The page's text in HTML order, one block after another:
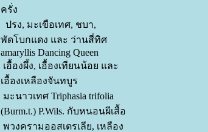
ครั่ง
ปรง, มะเขือเทศ, ชบา,
พัดโบกแดง และ ว่านสี่ทิศ
amaryllis Dancing Queen
เอื้องผึ้ง, เอื้องเทียนน้อย และ
เอื้องเหลืองจันทบูร
มะนาวเทศ Triphasia trifolia
(Burm.t.) P.Wils. กับหนอนผีเสื้อ
พวงครามออสเตรเลีย, เหลือง